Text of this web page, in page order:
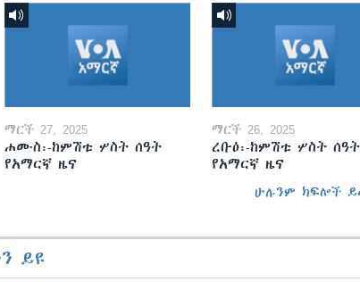
ማርች 27, 2025
ሐሙስ፡-ከምሽቱ ሦስት ሰዓት
የአማርኛ ዜና
ማርች 26, 2025
ረቡዕ፡-ከምሽቱ ሦስት ሰዓት
የአማርኛ ዜና
ሁሉንም ክፍሎች
ይዩ